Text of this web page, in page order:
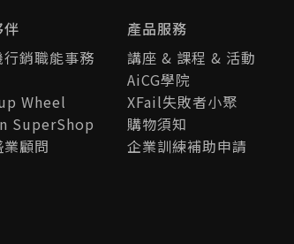
伴
行銷職能事務
Wheel
SuperShop
顧問
產品服務
講座 & 課程 & 活動
AiCG學院
XFail失敗者小聚
購物須知
企業訓練補助申請